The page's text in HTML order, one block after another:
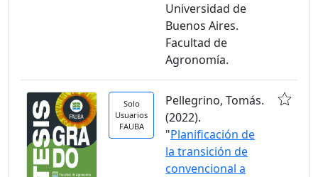
Universidad de
Buenos Aires.
Facultad de
Agronomía.
Solo
Usuarios
FAUBA
Pellegrino, Tomás.
(2022).
"Planificación de
la transición de
convencional a